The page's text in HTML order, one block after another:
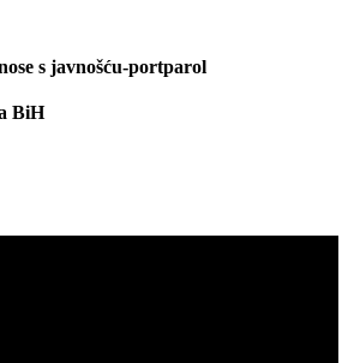
s javnošću-portparol
BiH